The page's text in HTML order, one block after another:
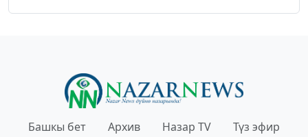
Башкы бет Архив Назар TV Түз эфир